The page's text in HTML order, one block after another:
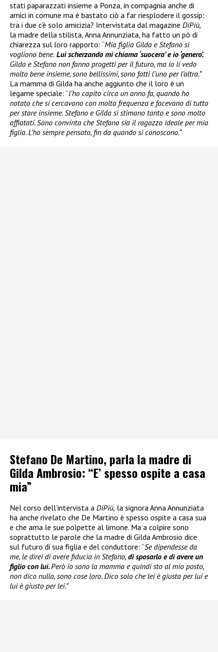
stati paparazzati insieme a Ponza, in compagnia anche di
amici in comune ma è bastato ciò a far riesplodere il gossip:
tra i due c’è solo amicizia? Intervistata dal magazine DiPiù,
la madre della stilista, Anna Annunziata, ha fatto un pò di
chiarezza sul loro rapporto: “Mia figlia Gilda e Stefano si
vogliono bene. Lui scherzando mi chiama ‘suocera’ e io ‘genero’.
Gilda e Stefano non fanno progetti per il futuro, ma io li vedo
molto bene insieme, sono bellissimi, sono fatti l’uno per l’altra.”
La mamma di Gilda ha anche aggiunto che il loro è un
legame speciale: “l’ho capito circa un anno fa, quando ho
notato che si cercavano con molta frequenza e facevano di tutto
per stare insieme. Stefano e Gilda si stimano tanto e sono molto
affiatati. Sono convinta che Stefano sia il ragazzo ideale per mia
figlia. L’ho sempre pensato, fin da quando si conoscono.”
Stefano De Martino, parla la madre di
Gilda Ambrosio: “E’ spesso ospite a casa
mia”
Nel corso dell’intervista a DiPiù, la signora Anna Annunziata
ha anche rivelato che De Martino è spesso ospite a casa sua
e che ama le sue polpette al limone. Ma a colpire sono
soprattutto le parole che la madre di Gilda Ambrosio dice
sul futuro di sua figlia e del conduttore: “Se dipendesse da
me, le direi di avere fiducia in Stefano, di sposarlo e di avere un
figlio con lui. Però io sono la mamma e quindi sto al mio posto,
non dico nulla, sono cose loro. Dico solo che lei è giusta per lui e
lui è giusto per lei.”